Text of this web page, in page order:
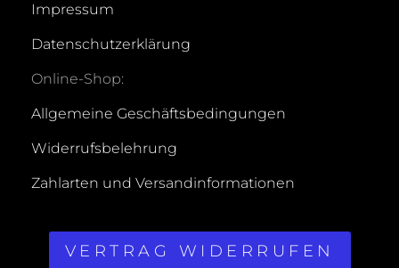
Impressum
Datenschutzerklärung
Online-Shop:
Allgemeine Geschäftsbedingungen
Widerrufsbelehrung
Zahlarten und Versandinformationen
VERTRAG WIDERRUFEN